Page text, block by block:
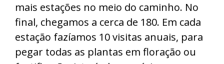
mais estações no meio do caminho. No
final, chegamos a cerca de 180. Em cada
estação fazíamos 10 visitas anuais, para
pegar todas as plantas em floração ou